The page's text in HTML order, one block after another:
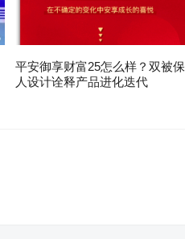
平安御享财富25怎么样？双被保
人设计诠释产品进化迭代